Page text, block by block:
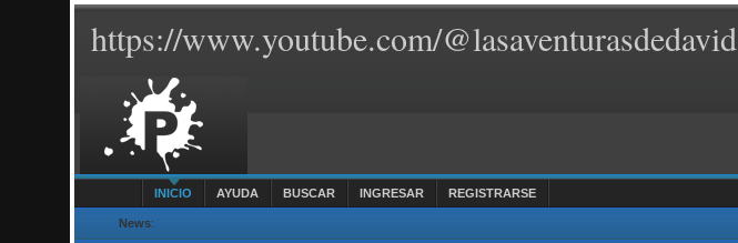
https://www.youtube.com/@lasaventurasdedavid
INICIO AYUDA BUSCAR INGRESAR REGISTRARSE
News: